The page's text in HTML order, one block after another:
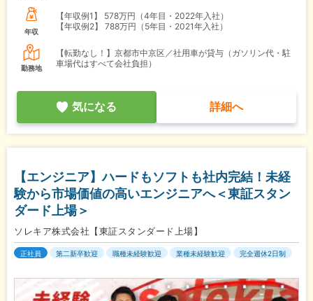
年収
【年収例1】
578万円（4年目・2022年入社）
【年収例2】
788万円（5年目・2021年入社）
勤務地
【転勤なし！】京都市中京区／社用車が貸与（ガソリン代・駐
車場代はすべて会社負担）
気になる 詳細へ
【エンジニア】ハードもソフトも社内完結！未経
験から市場価値の高いエンジニアへ＜東証スタン
ダード上場＞
ソレキア株式会社【東証スタンダード上場】
正社員 第二新卒歓迎 職種未経験歓迎 業種未経験歓迎 完全週休2日制